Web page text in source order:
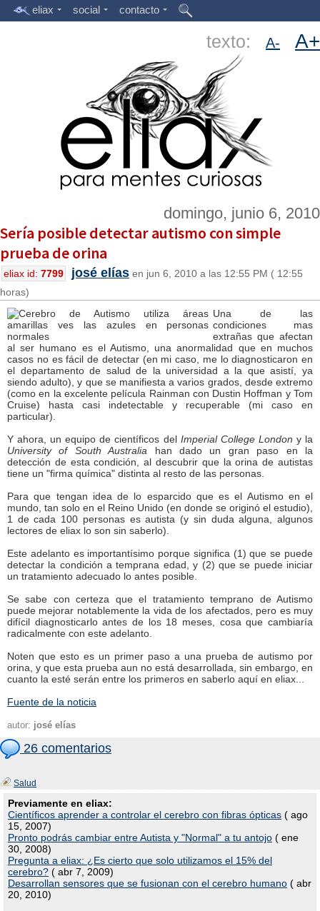
eliax social contacto
texto: A- A+
domingo, junio 6, 2010
Sería posible detectar autismo con simple
prueba de orina
eliax id: 7799 josé elías en jun 6, 2010 a las 12:55 PM ( 12:55
horas)
Una de las
condiciones mas
extrañas que afectan
al ser humano es el Autismo, una anormalidad que en muchos
casos no es fácil de detectar (en mi caso, me lo diagnosticaron en
el departamento de salud de la universidad a la que asistí, ya
siendo adulto), y que se manifiesta a varios grados, desde extremo
(como en la excelente película Rainman con Dustin Hoffman y Tom
Cruise) hasta casi indetectable y recuperable (mi caso en
particular).
Y ahora, un equipo de científicos del Imperial College London y la
University of South Australia han dado un gran paso en la
detección de esta condición, al descubrir que la orina de autistas
tiene un "firma química" distinta al resto de las personas.
Para que tengan idea de lo esparcido que es el Autismo en el
mundo, tan solo en el Reino Unido (en donde se originó el estudio),
1 de cada 100 personas es autista (y sin duda alguna, algunos
lectores de eliax lo son sin saberlo).
Este adelanto es importantísimo porque significa (1) que se puede
detectar la condición a temprana edad, y (2) que se puede iniciar
un tratamiento adecuado lo antes posible.
Se sabe con certeza que el tratamiento temprano de Autismo
puede mejorar notablemente la vida de los afectados, pero es muy
difícil diagnosticarlo antes de los 18 meses, cosa que cambiaría
radicalmente con este adelanto.
Noten que esto es un primer paso a una prueba de autismo por
orina, y que esta prueba aun no está desarrollada, sin embargo, en
cuanto la esté serán entre los primeros en saberlo aquí en eliax...
Fuente de la noticia
autor: josé elías
26 comentarios
Salud
Previamente en eliax:
Científicos aprender a controlar el cerebro con fibras ópticas ( ago
15, 2007)
Pronto podrás cambiar entre Autista y "Normal" a tu antojo ( ene
30, 2008)
Pregunta a eliax: ¿Es cierto que solo utilizamos el 15% del
cerebro? ( abr 7, 2009)
Desarrollan sensores que se fusionan con el cerebro humano ( abr
20, 2010)